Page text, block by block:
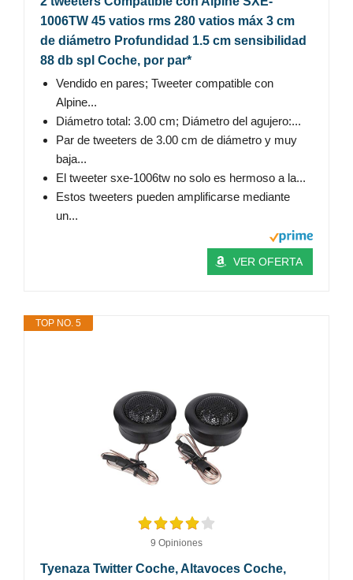
1006TW 45 vatios rms 280 vatios máx 3 cm
de diámetro Profundidad 1.5 cm sensibilidad
88 db spl Coche, por par*
Vendido en pares; Tweeter compatible con
Alpine...
Diámetro total: 3.00 cm; Diámetro del agujero:...
Par de tweeters de 3.00 cm de diámetro y muy
baja...
El tweeter sxe-1006tw no solo es hermoso a la...
Estos tweeters pueden amplificarse mediante
un...
VER OFERTA
TOP NO. 5
9 Opiniones
Tyenaza Twitter Coche, Altavoces Coche,